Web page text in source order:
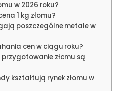
w 2026 roku?
1 kg złomu?
poszczególne metale w
cen w ciągu roku?
złomu są
kształtują rynek złomu w